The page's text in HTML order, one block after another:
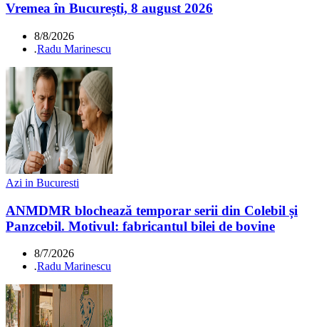
Vremea în București, 8 august 2026
8/8/2026
.Radu Marinescu
Azi in Bucuresti
ANMDMR blochează temporar serii din Colebil și
Panzcebil. Motivul: fabricantul bilei de bovine
8/7/2026
.Radu Marinescu